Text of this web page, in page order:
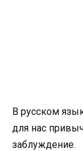
В русском
для нас
заблуждение.